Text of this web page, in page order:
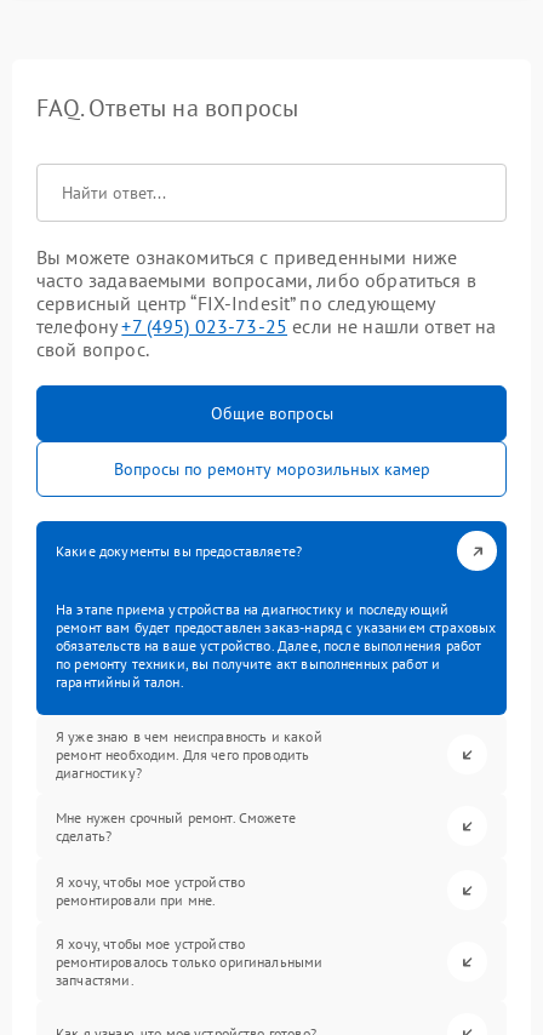
FAQ. Ответы на вопросы
Вы можете ознакомиться с приведенными ниже
часто задаваемыми вопросами, либо обратиться в
сервисный центр “FIX-Indesit” по следующему
телефону+7 (495) 023-73-25 если не нашли ответ на
свой вопрос.
Общие вопросы
Вопросы по ремонту морозильных камер
Какие документы вы предоставляете?
На этапе приема устройства на диагностику и последующий
ремонт вам будет предоставлен заказ-наряд с указанием страховых
обязательств на ваше устройство. Далее, после выполнения работ
по ремонту техники, вы получите акт выполненных работ и
гарантийный талон.
Я уже знаю в чем неисправность и какой
ремонт необходим. Для чего проводить
диагностику?
Мне нужен срочный ремонт. Сможете
сделать?
Я хочу, чтобы мое устройство
ремонтировали при мне.
Я хочу, чтобы мое устройство
ремонтировалось только оригинальными
запчастями.